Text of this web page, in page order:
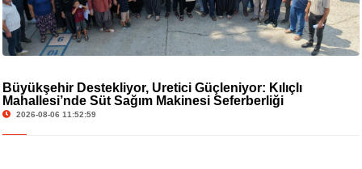
Büyükşehir Destekliyor, Üretici Güçleniyor: Kılıçlı
Mahallesi’nde Süt Sağım Makinesi Seferberliği
2026-08-06 11:52:59